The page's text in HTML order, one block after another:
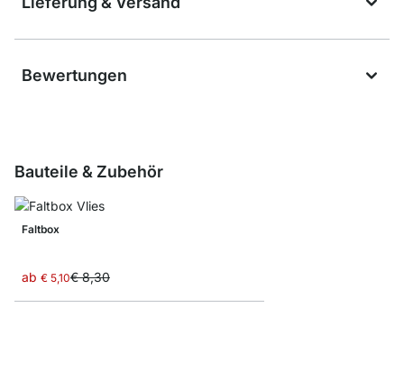
Bewertungen
Bauteile & Zubehör
Faltbox
ab € 5,10€ 8,30